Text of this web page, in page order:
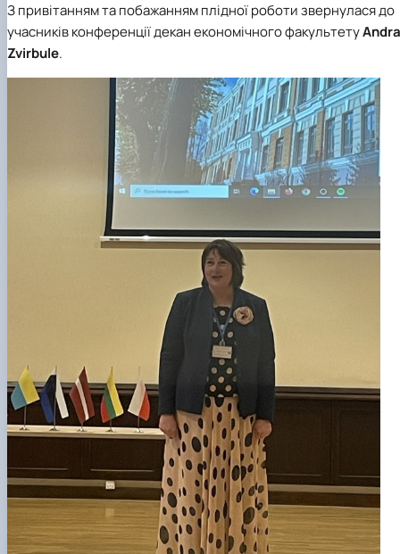
З привітанням та побажанням плідної роботи звернулася до
учасників конференції декан економічного факультетуAndra
Zvirbule.